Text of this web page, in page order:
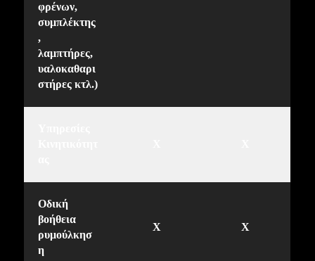
φρένων,
συμπλέκτης
,
λαμπτήρες,
υαλοκαθαρι
στήρες κτλ.)
Οδική
βοήθεια
ρυμούλκησ
η
X X